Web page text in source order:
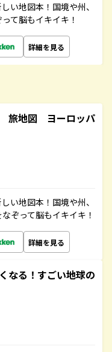
い地図本！国境や州、
て脳もイキイキ！
詳細を見る
旅地図 ヨーロッパ
い地図本！国境や州、
ぞって脳もイキイキ！
詳細を見る
なる！すごい地球の